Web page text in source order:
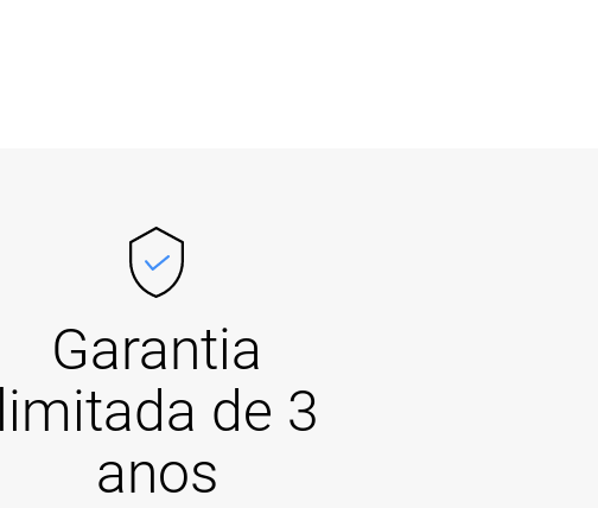
Garantia
limitada de 3
anos